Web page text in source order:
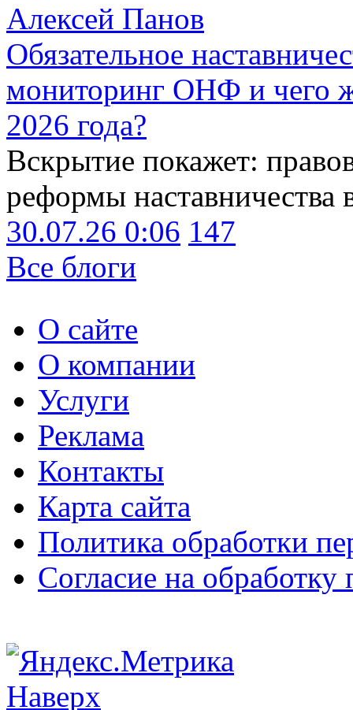
Алексей Панов
Обязательное
мониторинг ОНФ и чего
2026 года?
Вскрытие покажет:
реформы наставничества
30.07.26 0:06 147
Все блоги
О сайте
О компании
Услуги
Реклама
Контакты
Карта сайта
Политика обработки
Согласие на
Наверх